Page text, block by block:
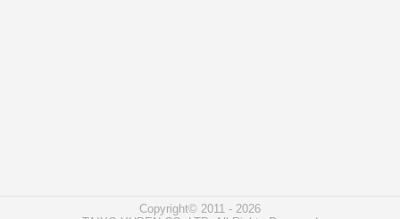
Copyright© 2011 - 2026